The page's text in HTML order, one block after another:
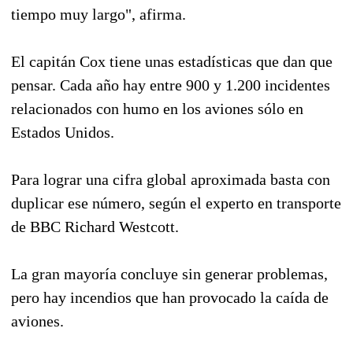
tiempo muy largo", afirma.
El capitán Cox tiene unas estadísticas que dan que
pensar. Cada año hay entre 900 y 1.200 incidentes
relacionados con humo en los aviones sólo en
Estados Unidos.
Para lograr una cifra global aproximada basta con
duplicar ese número, según el experto en transporte
de BBC Richard Westcott.
La gran mayoría concluye sin generar problemas,
pero hay incendios que han provocado la caída de
aviones.